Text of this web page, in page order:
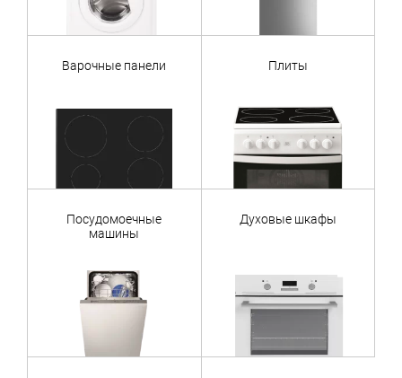
Варочные панели Плиты
Посудомоечные
машины
Духовые шкафы